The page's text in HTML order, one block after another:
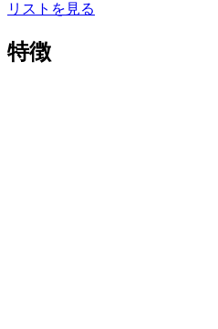
リストを見る
特徴